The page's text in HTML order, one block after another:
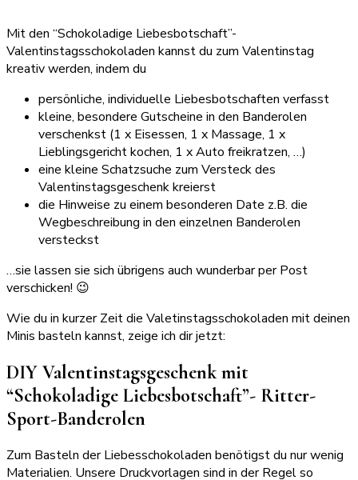
Mit den “Schokoladige Liebesbotschaft”-
Valentinstagsschokoladen kannst du zum Valentinstag
kreativ werden, indem du
persönliche, individuelle Liebesbotschaften verfasst
kleine, besondere Gutscheine in den Banderolen
verschenkst (1 x Eisessen, 1 x Massage, 1 x
Lieblingsgericht kochen, 1 x Auto freikratzen, …)
eine kleine Schatzsuche zum Versteck des
Valentinstagsgeschenk kreierst
die Hinweise zu einem besonderen Date z.B. die
Wegbeschreibung in den einzelnen Banderolen
versteckst
…sie lassen sie sich übrigens auch wunderbar per Post
verschicken! 😉
Wie du in kurzer Zeit die Valetinstagsschokoladen mit deinen
Minis basteln kannst, zeige ich dir jetzt:
DIY Valentinstagsgeschenk mit
“Schokoladige Liebesbotschaft”- Ritter-
Sport-Banderolen
Zum Basteln der Liebesschokoladen benötigst du nur wenig
Materialien. Unsere Druckvorlagen sind in der Regel so